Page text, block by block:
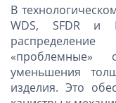
В
WDS, SFDR и
«проблемные»
уменьшения
изделия. Это